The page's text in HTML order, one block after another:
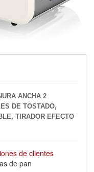
ANCHA 2
DE TOSTADO,
TIRADOR EFECTO
de clientes
de pan